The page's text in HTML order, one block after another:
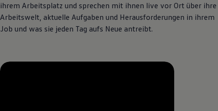
ihrem Arbeitsplatz und sprechen mit ihnen live vor Ort über ihre
Arbeitswelt, aktuelle Aufgaben und Herausforderungen in ihrem
Job und was sie jeden Tag aufs Neue antreibt.